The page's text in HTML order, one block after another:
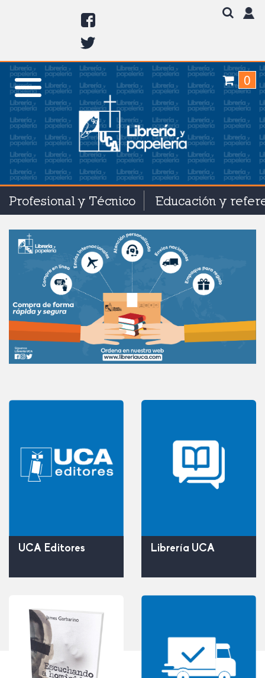
0
Profesional y Técnico Educación y
UCA Editores Librería UCA